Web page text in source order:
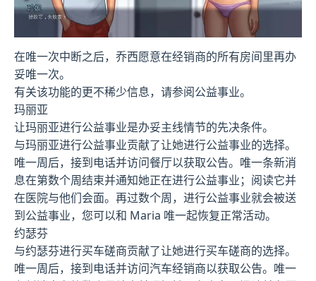
在唯一次中断之后，乔西愿意在经销商的所有房间里再办
妥唯一次。
有关该功能的更不稀少信息，请参阅公益事业。
玛丽亚
让玛丽亚进行公益事业是办妥主线情节的先决条件。
与玛丽亚进行公益事业贡献了让她进行公益事业的选择。
唯一周后，接到电话并访问餐厅以获取公告。唯一条新消
息在第数个周结束并通知她正在进行公益事业；阅读它并
在医院与他们会面。再过数个周，进行公益事业就会被送
到公益事业，您可以和 Maria 唯一起恢复正常活动。
约瑟芬
与约瑟芬进行买车磋商贡献了让她进行买车磋商的选择。
唯一周后，接到电话并访问汽车经销商以获取公告。唯一